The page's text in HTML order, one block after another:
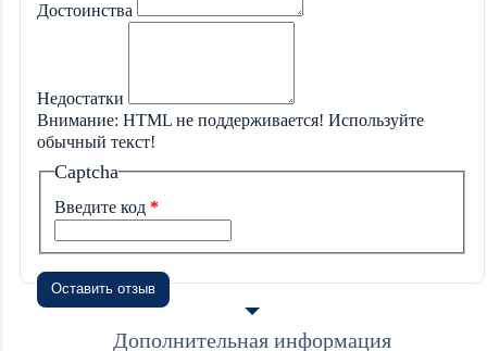
Достоинства
Недостатки
Внимание: HTML не поддерживается! Используйте
обычный текст!
Captcha
Введите код
Оставить отзыв
Дополнительная информация